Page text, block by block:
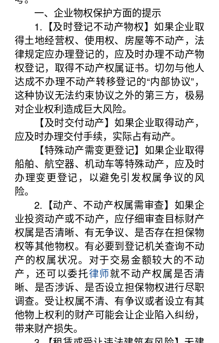
一、企业物权保护方面的提示
1.【及时登记不动产物权】如果企业取
得土地经营权、使用权、房屋等不动产，法
律规定应办理登记的，应及时办理不动产物
权登记，取得不动产权属证书。切勿与他人
达成不办理不动产转移登记的“内部协议”，
这种协议无法约束协议之外的第三方，极易
对企业权利造成巨大风险。
【及时交付动产】如果企业取得动产，
应及时办理交付手续，实际占有动产。
【特殊动产需变更登记】如果企业取得
船舶、航空器、机动车等特殊动产，应及时
办理变更登记，以避免引发权属争议的风
险。
2.【动产、不动产权属需审查】如果企
业投资动产或不动产，应仔细审查目标财产
权属是否清晰、有无争议、是否存在担保物
权等其他物权。有必要到登记机关查询不动
产的权属状况。对于交易金额较大的不动
产，还可以委托律师就不动产权属是否清
晰、是否涉诉、是否设立担保物权进行尽职
调查。受让权属不清、有争议或者设立有其
他物上权利的财产可能会让企业陷入纠纷，
带来财产损失。